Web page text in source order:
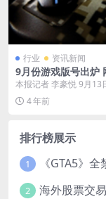
行业 资讯新闻
9月份游戏版号出炉
讯皆有收获
本报记者 李豪悦 9月13
新闻出版署公布9月份国
审批信息，共...
4 年前
排行榜展示
1 《GTA5》
2